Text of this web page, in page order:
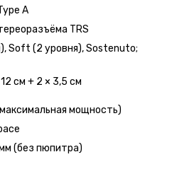
A
TRS
Soft (2 уровня), Sostenuto;
см + 2 × 3,5 см
мощность)
(без пюпитра)